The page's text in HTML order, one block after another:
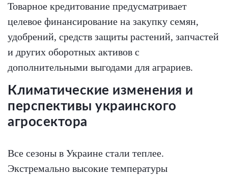
Товарное кредитование предусматривает
целевое финансирование на закупку семян,
удобрений, средств защиты растений, запчастей
и других оборотных активов с
дополнительными выгодами для аграриев.
Климатические изменения и
перспективы украинского
агросектора
Все сезоны в Украине стали теплее.
Экстремально высокие температуры